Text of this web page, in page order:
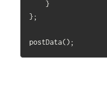
    }
};